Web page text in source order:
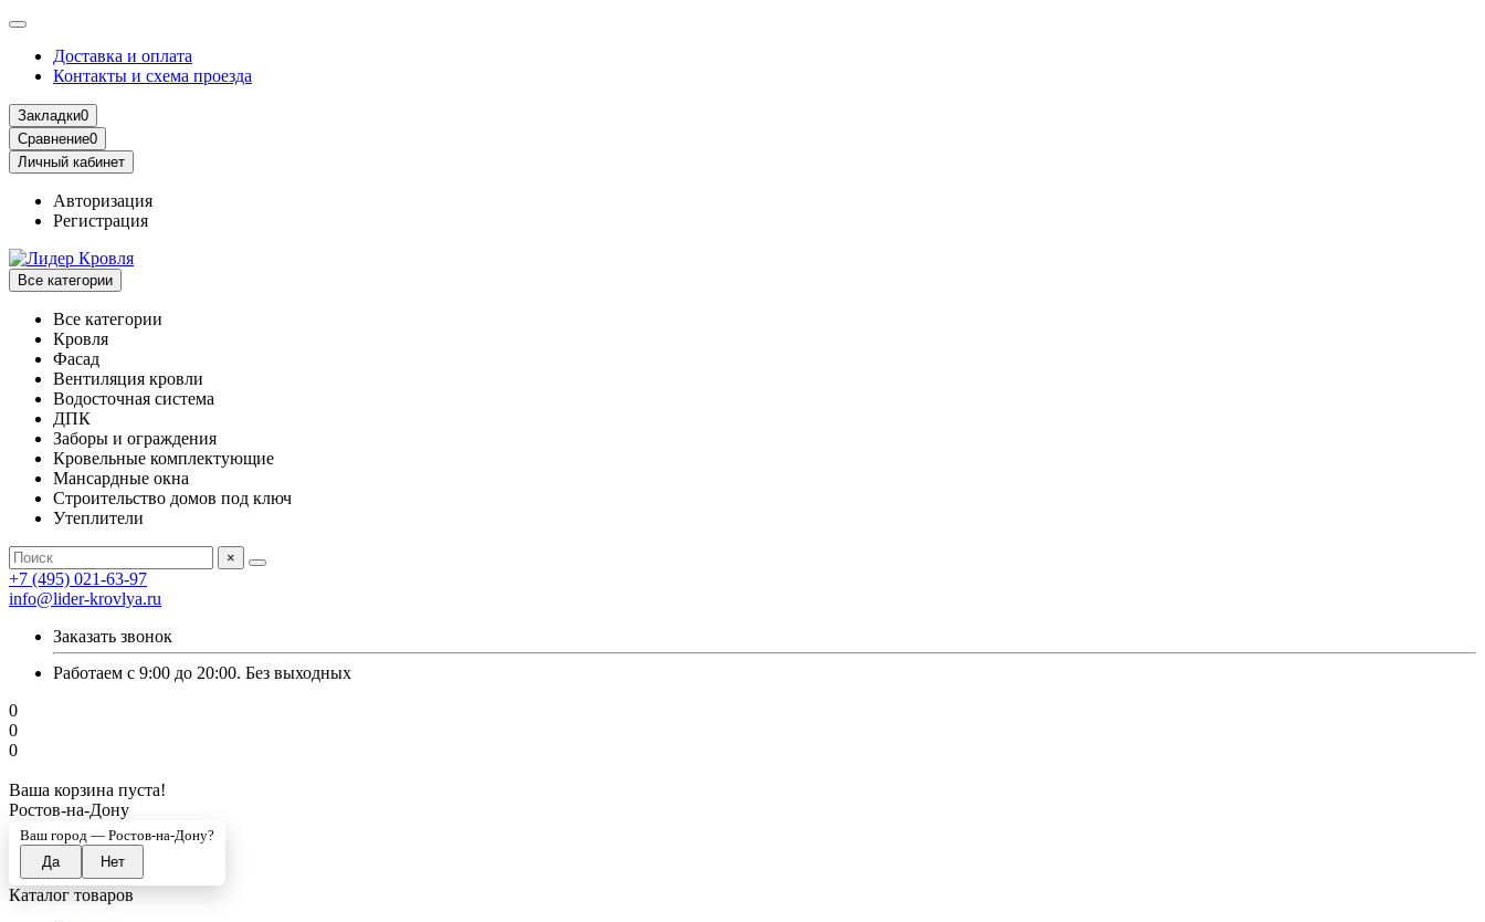
Доставка и оплата
Контакты и схема проезда
Закладки0
Сравнение0
Личный кабинет
Авторизация
Регистрация
Все категории
Все категории
Кровля
Фасад
Вентиляция кровли
Водосточная система
ДПК
Заборы и ограждения
Кровельные комплектующие
Мансардные окна
Строительство домов под ключ
Утеплители
×
+7 (495) 021-63-97
info@lider-krovlya.ru
Заказать звонок
Работаем с 9:00 до 20:00. Без выходных
0
0
0
Ваша корзина пуста!
Ростов-на-Дону
Ваш город — Ростов-на-Дону?
Каталог товаров